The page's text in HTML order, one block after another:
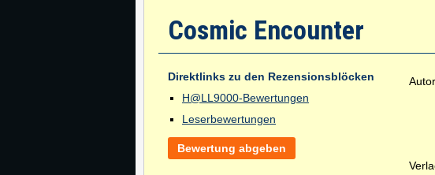
Cosmic Encounter
Direktlinks zu den Rezensionsblöcken
H@LL9000-Bewertungen
Leserbewertungen
Bewertung abgeben